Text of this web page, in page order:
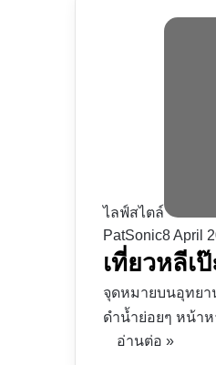
ไลฟ์สไตล์
PatSonic8 April
เที่ยวหลีเ
จุดหมายบนอุทยา
ดำน้ำย่อยๆ หน้าห
อ่านต่อ »